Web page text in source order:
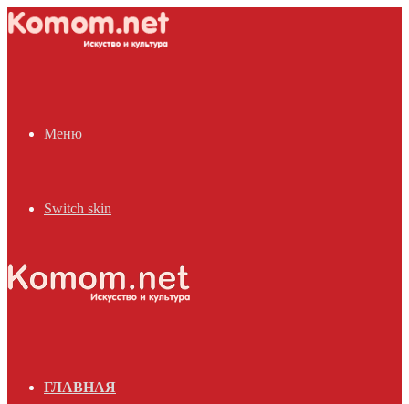
Меню
Switch skin
ГЛАВНАЯ